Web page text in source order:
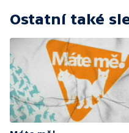
Ostatní také